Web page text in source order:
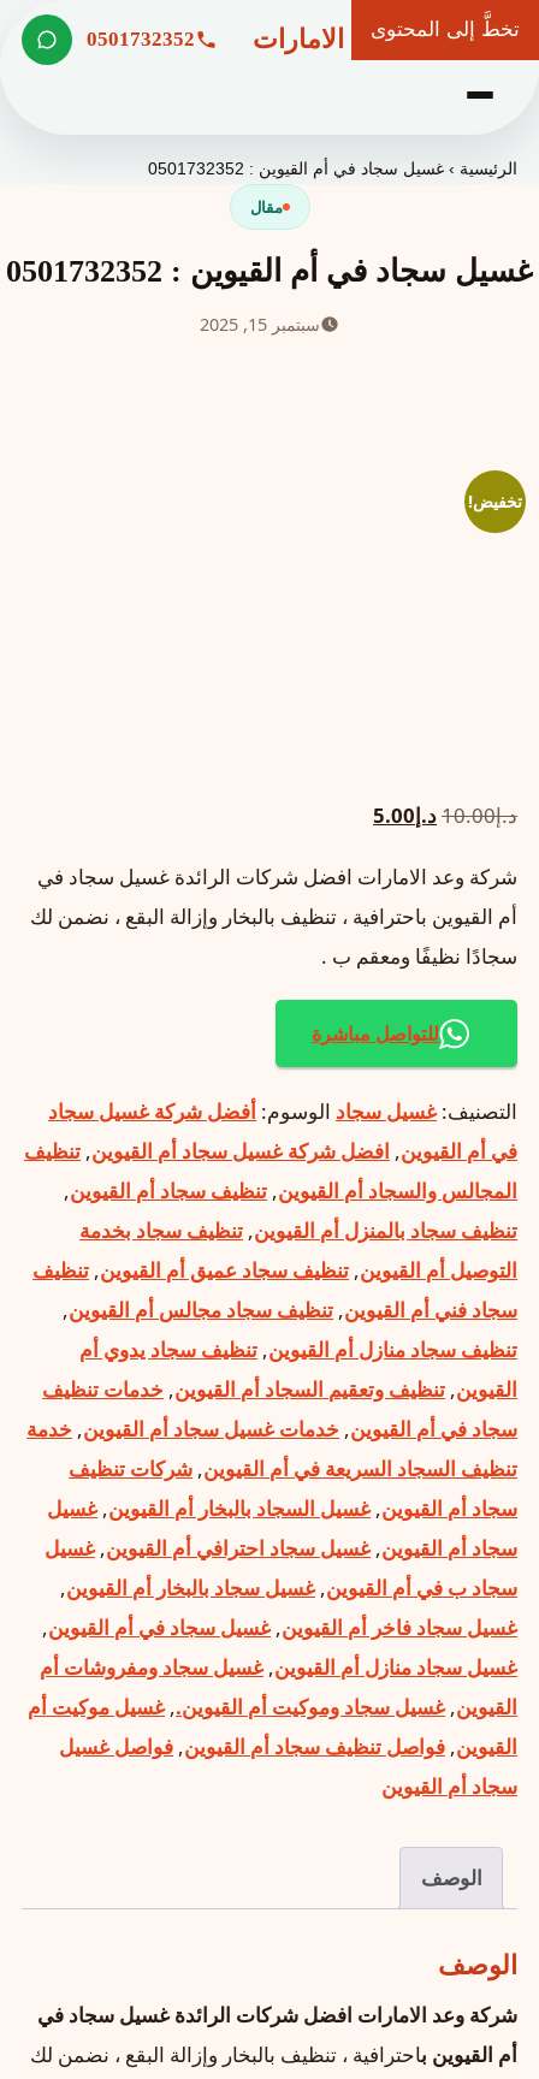
تخطَّ إلى المحتوى
شركة وعد الامارات 0501732352
الرئيسية ›غسيل سجاد في أم القيوين : 0501732352
مقال
غسيل سجاد في أم القيوين : 0501732352
سبتمبر 15, 2025
تخفيض!
د.إ10.00السعر
هو:
د.إ10.00.
د.إ5.00السعر
هو:
د.إ5.00.
شركة وعد الامارات افضل شركات الرائدة غسيل سجاد في
أم القيوين باحترافية ، تنظيف بالبخار وإزالة البقع ، نضمن لك
سجادًا نظيفًا ومعقم ب .
للتواصل مباشرة
التصنيف:غسيل سجاد الوسوم: أفضل شركة غسيل سجاد
في أم القيوين, افضل شركة غسيل سجاد أم القيوين, تنظيف
المجالس والسجاد أم القيوين, تنظيف سجاد أم القيوين,
تنظيف سجاد بالمنزل أم القيوين, تنظيف سجاد بخدمة
التوصيل أم القيوين, تنظيف سجاد عميق أم القيوين, تنظيف
سجاد فني أم القيوين, تنظيف سجاد مجالس أم القيوين,
تنظيف سجاد منازل أم القيوين, تنظيف سجاد يدوي أم
القيوين, تنظيف وتعقيم السجاد أم القيوين, خدمات تنظيف
سجاد في أم القيوين, خدمات غسيل سجاد أم القيوين, خدمة
تنظيف السجاد السريعة في أم القيوين, شركات تنظيف
سجاد أم القيوين,غسيل السجاد بالبخار أم القيوين,غسيل
سجاد أم القيوين,غسيل سجاد احترافي أم القيوين,غسيل
سجاد ب في أم القيوين,غسيل سجاد بالبخار أم القيوين,
غسيل سجاد فاخر أم القيوين,غسيل سجاد في أم القيوين,
غسيل سجاد منازل أم القيوين,غسيل سجاد ومفروشات أم
القيوين,غسيل سجاد وموكيت أم القيوين.,غسيل موكيت أم
القيوين, فواصل تنظيف سجاد أم القيوين, فواصل غسيل
سجاد أم القيوين
الوصف
الوصف
شركة وعد الامارات افضل شركات الرائدة غسيل سجاد في
أم القيوين باحترافية ، تنظيف بالبخار وإزالة البقع ، نضمن لك